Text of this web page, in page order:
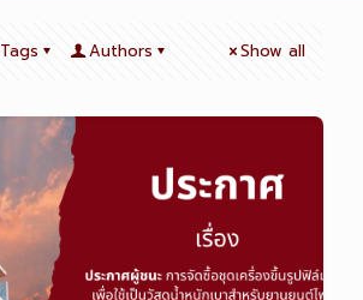
Tags Authors Show all